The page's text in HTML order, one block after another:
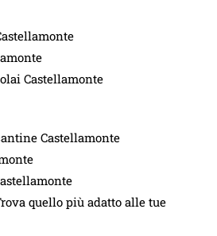
Castellamonte
Castellamonte
quello più adatto alle tue